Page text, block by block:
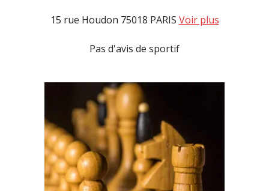
15 rue Houdon 75018 PARIS Voir plus
Pas d'avis de sportif